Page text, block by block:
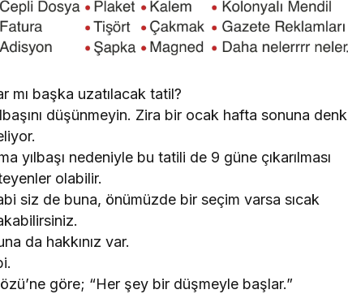
mı başka uzatılacak tatil?
düşünmeyin. Zira bir ocak hafta sonuna denk
yılbaşı nedeniyle bu tatili de 9 güne çıkarılması
olabilir.
siz de buna, önümüzde bir seçim varsa sıcak
da hakkınız var.
göre; “Her şey bir düşmeyle başlar.”